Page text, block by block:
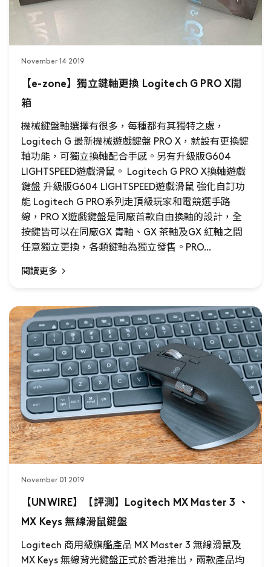
November 14 2019
【e-zone】獨立鍵軸更換 Logitech G PRO X開
箱
機械鍵盤軸選擇有很多，每種都有其獨特之處，
Logitech G 最新機械遊戲鍵盤 PRO X，就設有更換鍵
軸功能，可獨立換軸配合手感。另有升級版G604
LIGHTSPEED遊戲滑鼠。 Logitech G PRO X換軸遊戲
鍵盤 升級版G604 LIGHTSPEED遊戲滑鼠 強化自訂功
能 Logitech G PRO系列走頂級玩家和電競選手路
線，PRO X遊戲鍵盤是同廠首款自由換軸的設計，全
按鍵皆可以在同廠GX 青軸、GX 茶軸及GX 紅軸之間
任意獨立更換，各類鍵軸為獨立發售。PRO...
閱讀更多
November 01 2019
【UNWIRE】【評測】Logitech MX Master 3 、
MX Keys 無線滑鼠鍵盤
Logitech 商用級旗艦產品 MX Master 3 無線滑鼠及
MX Keys 無線背光鍵盤正式於香港推出，兩款產品均